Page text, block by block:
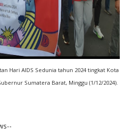
Hari AIDS Sedunia tahun 2024 tingkat Kota
Sumatera Barat, Minggu (1/12/2024).